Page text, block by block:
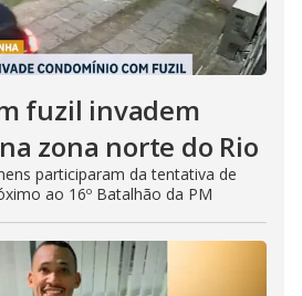
fuzil invadem
zona norte do Rio
participaram da tentativa de
ao 16º Batalhão da PM